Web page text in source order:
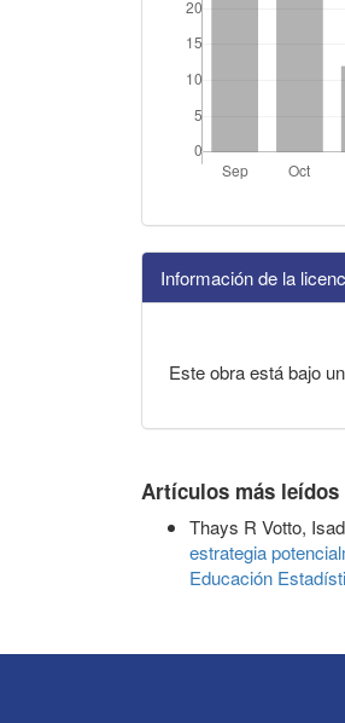
Información de la
Este obra está bajo
Artículos más
Thays R Votto,
estrategia
Educación